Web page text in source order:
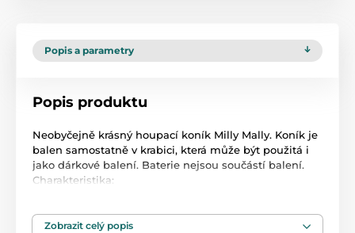
Popis a parametry
Popis produktu
Neobyčejně krásný houpací koník Milly Mally. Koník je
balen samostatně v krabici, která může být použitá i
jako dárkové balení. Baterie nejsou součástí balení.
Charakteristika:
- koník má sedlo, dřevěné rukojeti a dřevěné stupátka
Zobrazit celý popis